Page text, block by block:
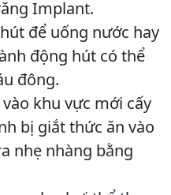
Implant.
để uống nước hay
động hút có thể
đông.
khu vực mới cấy
bị giắt thức ăn vào
nhẹ nhàng bằng